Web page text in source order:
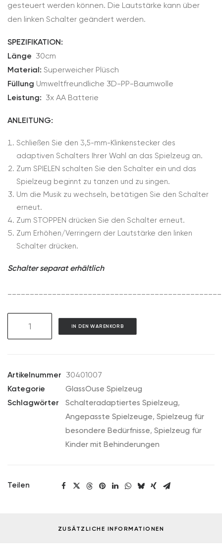
gesteuert werden können. Die Lautstärke kann über
den linken Schalter geändert werden.
SPEZIFIKATION:
Länge 30cm
Material: Superweicher Plüsch
Füllung Umweltfreundliche 3D-PP-Baumwolle
Leistung: 3x AA Batterie
ANLEITUNG:
Schließen Sie den 3,5-mm-Klinkenstecker des
adaptiven Schalters Ihrer Wahl an das Spielzeug an.
Zum SPIELEN schalten Sie den Schalter ein und das
Spielzeug beginnt zu tanzen und zu singen.
Um die Musik zu wechseln, betätigen Sie den Schalter
erneut.
Zum STOPPEN drücken Sie den Schalter erneut.
Zum Erhöhen/Verringern der Lautstärke den linken
Schalter drücken.
Schalter separat erhältlich
Wormie-
Dancer
IN DEN WARENKORB
Artikelnummer 30401007
Kategorie
GlassOuse Spielzeug
Schlagwörter
Schalteradaptiertes Spielzeug,
Angepasste Spielzeuge, Spielzeug für
besondere Bedürfnisse, Spielzeug für
Kinder mit Behinderungen
Teilen
ZUSÄTZLICHE INFORMATIONEN